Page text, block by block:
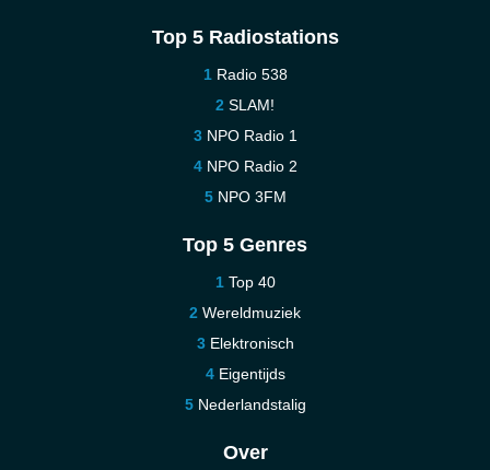
Top 5 Radiostations
Radio 538
SLAM!
NPO Radio 1
NPO Radio 2
NPO 3FM
Top 5 Genres
Top 40
Wereldmuziek
Elektronisch
Eigentijds
Nederlandstalig
Over